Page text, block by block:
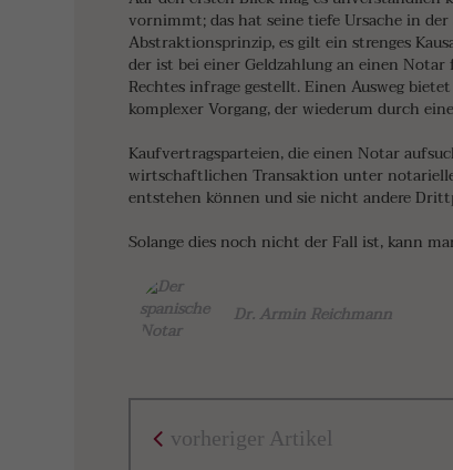
vornimmt; das hat seine tiefe Ursache in
Abstraktionsprinzip, es gilt ein strenges
der ist bei einer Geldzahlung an einen
Rechtes infrage gestellt. Einen Ausweg
komplexer Vorgang, der wiederum durch
Kaufvertragsparteien, die einen Notar
wirtschaftlichen Transaktion unter
entstehen können und sie nicht andere
Solange dies noch nicht der Fall ist, kann
Dr. Armin Reichmann
vorheriger Artikel